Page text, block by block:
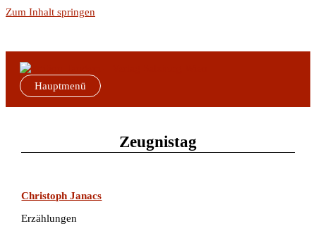
Zum Inhalt springen
Hauptmenü
Zeugnistag
Christoph Janacs
Erzählungen